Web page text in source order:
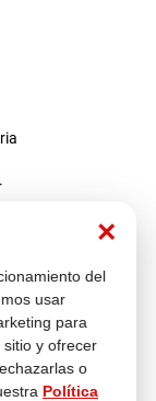
×
del
usar
para
y ofrecer
o
Política